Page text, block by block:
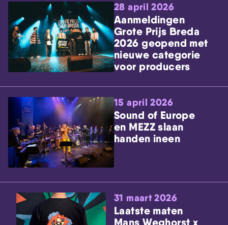
28 april 2026
Aanmeldingen
Grote Prijs Breda
2026 geopend met
nieuwe categorie
voor producers
15 april 2026
Sound of Europe
en MEZZ slaan
handen ineen
31 maart 2026
Laatste maten
Mans Weghorst x